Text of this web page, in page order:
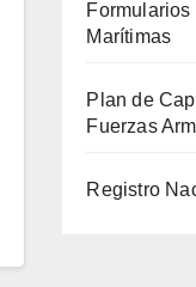
Marítimas
Plan de
Fuerzas
Registro